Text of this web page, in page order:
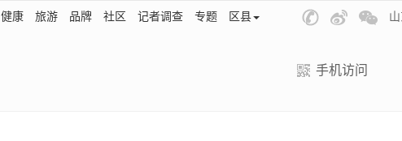
健康 旅游 品牌 社区 记者调查 专题 区县
手机访问